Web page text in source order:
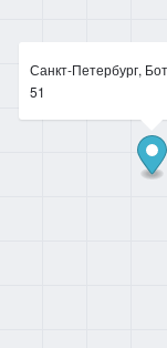
Санкт-Петербург,
51